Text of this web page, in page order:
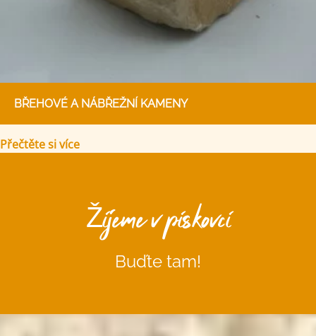
BŘEHOVÉ A NÁBŘEŽNÍ KAMENY
Přečtěte si více
Žijeme v pískovci
Buďte tam!